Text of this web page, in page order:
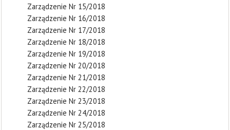
Zarządzenie Nr 15/2018
Zarządzenie Nr 16/2018
Zarządzenie Nr 17/2018
Zarządzenie Nr 18/2018
Zarządzenie Nr 19/2018
Zarządzenie Nr 20/2018
Zarządzenie Nr 21/2018
Zarządzenie Nr 22/2018
Zarządzenie Nr 23/2018
Zarządzenie Nr 24/2018
Zarządzenie Nr 25/2018